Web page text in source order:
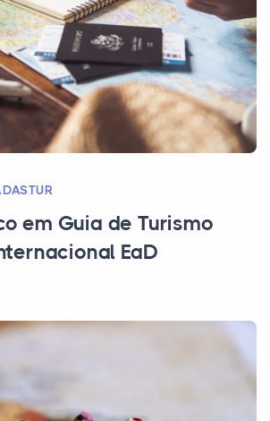
em Guia de Turismo
EaD